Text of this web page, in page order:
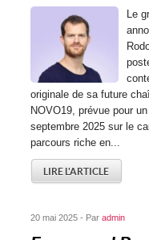
Le
originale de sa future
NOVO19, prévue pour
septembre 2025 sur le
parcours riche en...
LIRE L'ARTICLE
20 mai 2025 - Paradmin